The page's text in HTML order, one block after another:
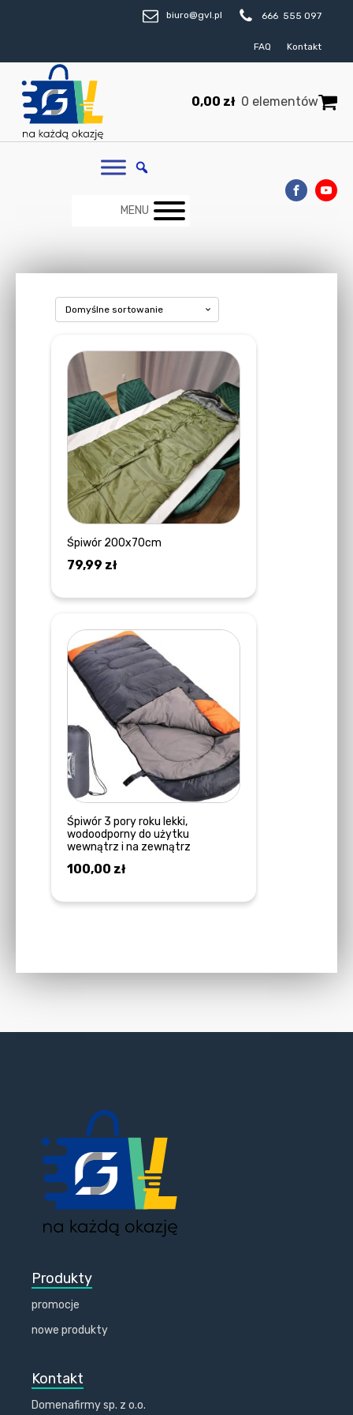
biuro@gvl.pl 666 555 097
FAQ Kontakt
0,00 zł 0 elementów
MENU
Śpiwór 200x70cm
79,99 zł
Śpiwór 3 pory roku lekki,
wodoodporny do użytku
wewnątrz i na zewnątrz
100,00 zł
Ten
produkt
ma
wiele
wariantów.
Opcje
można
wybrać
na
stronie
produktu
Produkty
promocje
nowe produkty
Kontakt
Domenafirmy sp. z o.o.